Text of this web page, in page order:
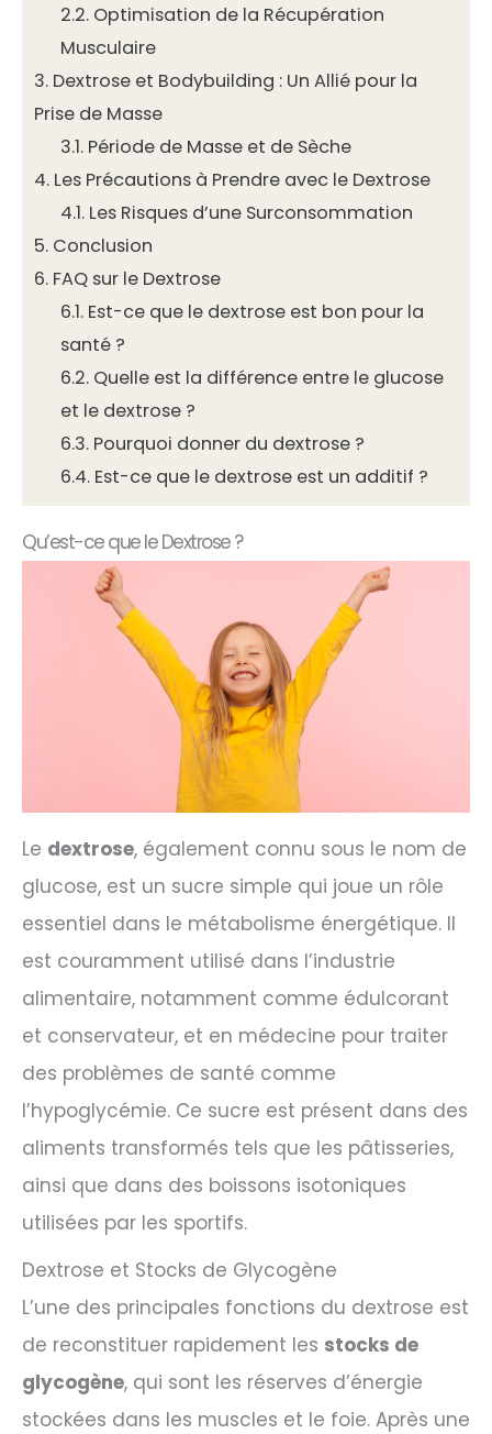
2.2. Optimisation de la Récupération
Musculaire
3. Dextrose et Bodybuilding : Un Allié pour la
Prise de Masse
3.1. Période de Masse et de Sèche
4. Les Précautions à Prendre avec le Dextrose
4.1. Les Risques d’une Surconsommation
5. Conclusion
6. FAQ sur le Dextrose
6.1. Est-ce que le dextrose est bon pour la
santé ?
6.2. Quelle est la différence entre le glucose
et le dextrose ?
6.3. Pourquoi donner du dextrose ?
6.4. Est-ce que le dextrose est un additif ?
Qu’est-ce que le Dextrose ?
Le dextrose, également connu sous le nom de
glucose, est un sucre simple qui joue un rôle
essentiel dans le métabolisme énergétique. Il
est couramment utilisé dans l’industrie
alimentaire, notamment comme édulcorant
et conservateur, et en médecine pour traiter
des problèmes de santé comme
l’hypoglycémie. Ce sucre est présent dans des
aliments transformés tels que les pâtisseries,
ainsi que dans des boissons isotoniques
utilisées par les sportifs.
Dextrose et Stocks de Glycogène
L’une des principales fonctions du dextrose est
de reconstituer rapidement les stocks de
glycogène, qui sont les réserves d’énergie
stockées dans les muscles et le foie. Après une